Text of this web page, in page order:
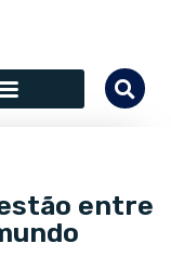
entre